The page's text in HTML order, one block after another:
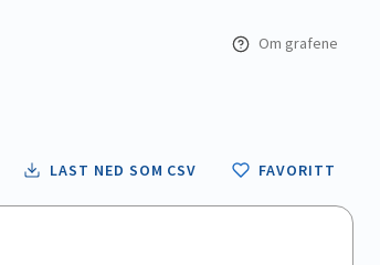
Om grafene
LAST NED SOM CSV FAVORITT